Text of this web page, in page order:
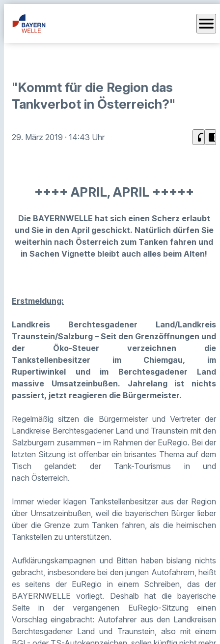
menu
"Kommt für die Region das
Tankverbot in Österreich?"
29. März 2019 · 14:43 Uhr headphones chrome_reader_mode
++++ APRIL, APRIL +++++
Die BAYERNWELLE hat sich einen Scherz erlaubt
und Sie in den April geschickt. Natürlich dürfen Sie
weiterhin nach Österreich zum Tanken fahren und
in Sachen Vignette bleibt auch alles beim Alten!
Erstmeldung:
Landkreis Berchtesgadener Land/Landkreis
Traunstein/Salzburg – Seit den Grenzöffnungen und
der Öko-Steuer verzeichnen die
Tankstellenbesitzer im Chiemgau, im
Rupertiwinkel und im Berchtesgadener Land
massive Umsatzeinbußen. Jahrelang ist nichts
passiert, jetzt reagieren die Bürgermeister.
Regelmäßig sitzen die Bürgermeister und Vertreter der
Landkreise Berchtesgadener Land und Traunstein mit den
Salzburgern zusammen – im Rahmen der EuRegio. Bei der
letzten Sitzung ist offenbar ein brisantes Thema auf dem
Tisch gelandet: der Tank-Tourismus in und
nach Österreich.
Immer wieder klagen Tankstellenbesitzer aus der Region
über Umsatzeinbußen, weil die bayerischen Bürger lieber
über die Grenze zum Tanken fahren, als die heimischen
Tankstellen zu unterstützen.
Aufklärungskampagnen und Bitten haben bislang nichts
gebracht, insbesondere bei den jungen Autofahrern, heißt
es seitens der EuRegio in einem Schreiben, das der
BAYERNWELLE vorliegt. Deshalb hat die bayerische
Seite in der vergangenen EuRegio-Sitzung einen
Vorschlag eingebracht: Autofahrer aus den Landkreisen
Berchtesgadener Land und Traunstein, also mit einem